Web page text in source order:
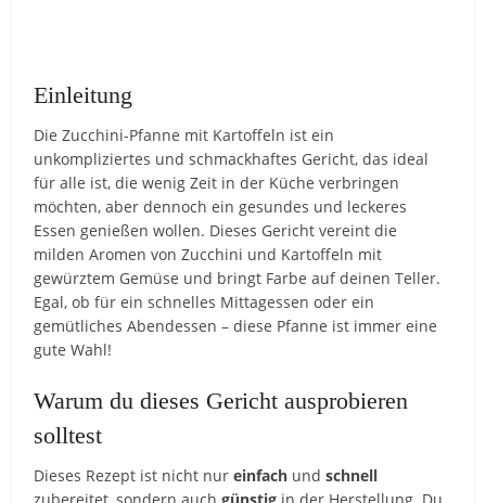
Einleitung
Die Zucchini-Pfanne mit Kartoffeln ist ein
unkompliziertes und schmackhaftes Gericht, das ideal
für alle ist, die wenig Zeit in der Küche verbringen
möchten, aber dennoch ein gesundes und leckeres
Essen genießen wollen. Dieses Gericht vereint die
milden Aromen von Zucchini und Kartoffeln mit
gewürztem Gemüse und bringt Farbe auf deinen Teller.
Egal, ob für ein schnelles Mittagessen oder ein
gemütliches Abendessen – diese Pfanne ist immer eine
gute Wahl!
Warum du dieses Gericht ausprobieren
solltest
Dieses Rezept ist nicht nureinfach undschnell